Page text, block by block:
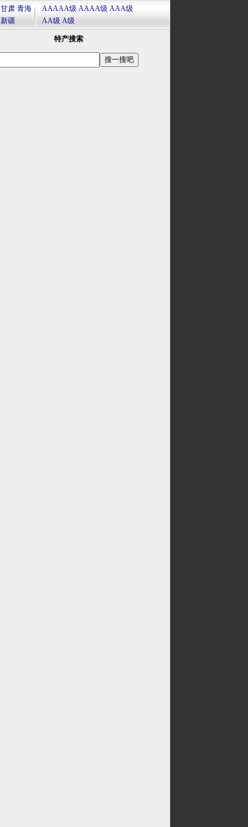
甘肃 青海
新疆
AAAAA级 AAAA级 AAA级
AA级 A级
特产搜索